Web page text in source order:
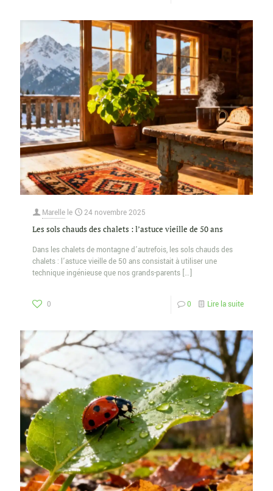
Marelle le 24 novembre 2025
Les sols chauds des chalets : l’astuce vieille de 50 ans
Dans les chalets de montagne d’autrefois, les sols chauds des
chalets : l’astuce vieille de 50 ans consistait à utiliser une
technique ingénieuse que nos grands-parents […]
0 0 Lire la suite